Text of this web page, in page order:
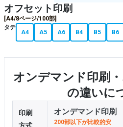
オンデマンド 1部〜
ページ数
最大64Pまで可能（※組み合わせに
4ページ毎での販売
開きやすいがバラバラになりやすい
表面加工
ご選択いただけません
オフセット印刷
[A4/8ページ/100部]
タテ
A4 A5 A6 B4 B5 B6
オンデマンド印刷
の違いに
オンデマンド印刷
200部以下が比較的安